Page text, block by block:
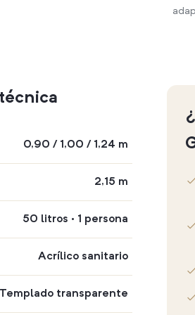
0,90 / 1,00 / 1,24 m
2,15 m
50 litros · 1 persona
Acrílico sanitario
Templado transparente